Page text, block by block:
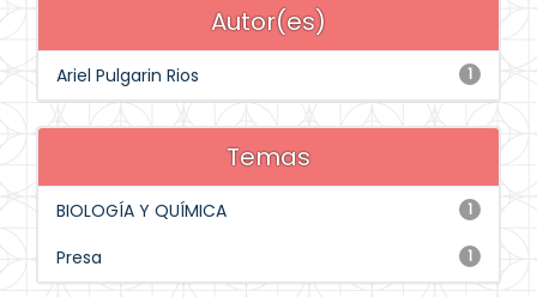
Autor(es)
1
Ariel Pulgarin Rios
Temas
1
BIOLOGÍA Y QUÍMICA
1
Presa